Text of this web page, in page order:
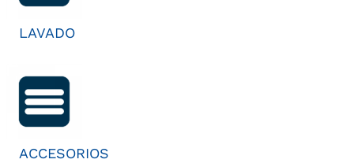
LAVADO
ACCESORIOS